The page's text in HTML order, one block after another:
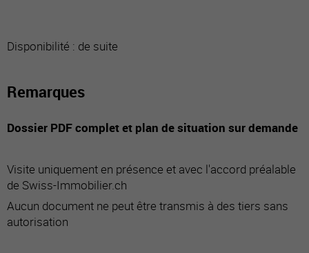
Disponibilité : de suite
Remarques
Dossier PDF complet et plan de situation sur demande
Visite uniquement en présence et avec l'accord préalable
de Swiss-Immobilier.ch
Aucun document ne peut être transmis à des tiers sans
autorisation